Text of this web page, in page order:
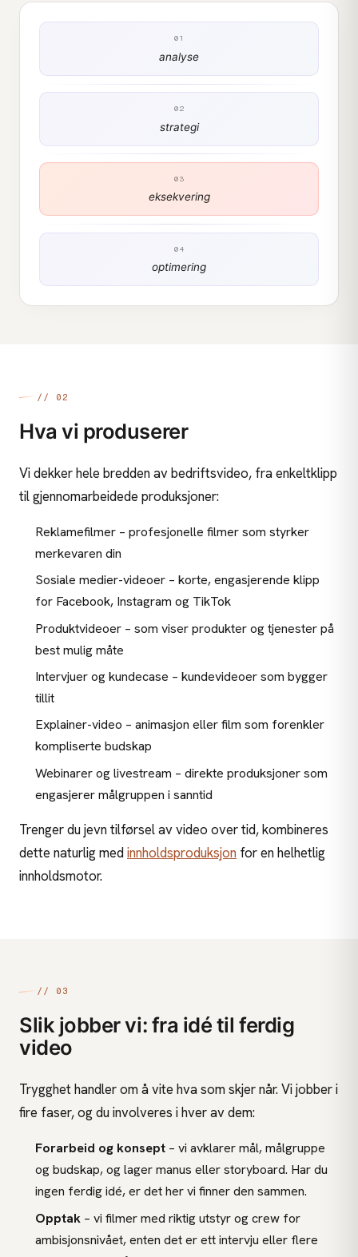
01
analyse
02
strategi
03
eksekvering
04
optimering
// 02
Hva vi produserer
Vi dekker hele bredden av bedriftsvideo, fra enkeltklipp
til gjennomarbeidede produksjoner:
Reklamefilmer – profesjonelle filmer som styrker
merkevaren din
Sosiale medier-videoer – korte, engasjerende klipp
for Facebook, Instagram og TikTok
Produktvideoer – som viser produkter og tjenester på
best mulig måte
Intervjuer og kundecase – kundevideoer som bygger
tillit
Explainer-video – animasjon eller film som forenkler
kompliserte budskap
Webinarer oglivestream – direkte produksjoner som
engasjerer målgruppen i sanntid
Trenger du jevn tilførsel av video over tid, kombineres
dette naturlig medinnholdsproduksjon for en helhetlig
innholdsmotor.
// 03
Slik jobber vi: fra idé til ferdig
video
Trygghet handler om å vite hva som skjer når. Vi jobber i
fire faser, og du involveres i hver av dem:
Forarbeid og konsept – vi avklarer mål, målgruppe
og budskap, og lager manus eller storyboard. Har du
ingen ferdig idé, er det her vi finner den sammen.
Opptak – vi filmer med riktig utstyr og crew for
ambisjonsnivået, enten det er ett intervju eller flere